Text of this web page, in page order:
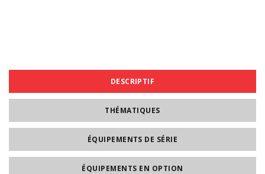
DESCRIPTIF
THÉMATIQUES
ÉQUIPEMENTS DE SÉRIE
ÉQUIPEMENTS EN OPTION